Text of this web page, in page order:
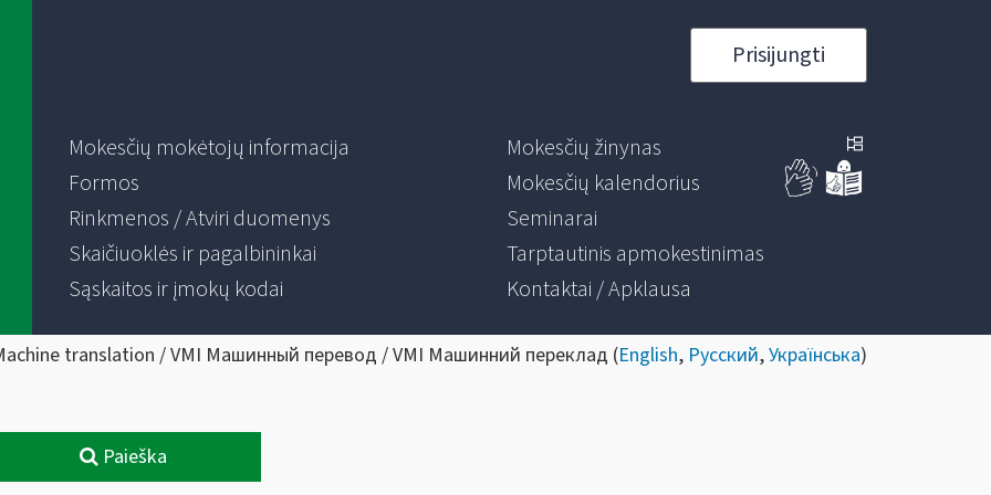
Prisijungti
Mokesčių mokėtojų informacija
Formos
Rinkmenos / Atviri duomenys
Skaičiuoklės ir pagalbininkai
Sąskaitos ir įmokų kodai
Mokesčių žinynas
Mokesčių kalendorius
Seminarai
Tarptautinis apmokestinimas
Kontaktai / Apklausa
translation / VMI Машинный перевод / VMI Машинний переклад (English, Русский,Українська)
Paieška